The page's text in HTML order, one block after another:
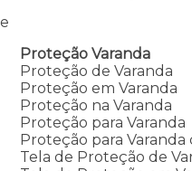
e
Proteção Varanda
Proteção de Varanda
Proteção em Varanda
Proteção na Varanda
Proteção para Varanda
Proteção para
Tela de Proteção de